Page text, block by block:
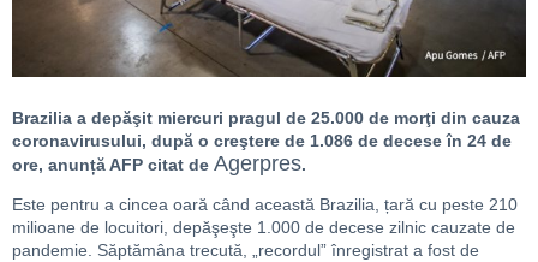
Brazilia a depăşit miercuri pragul de 25.000 de morţi din cauza
coronavirusului, după o creştere de 1.086 de decese în 24 de
ore, anunță AFP citat de Agerpres.
Este pentru a cincea oară când această Brazilia, țară cu peste 210
milioane de locuitori, depăşeşte 1.000 de decese zilnic cauzate de
pandemie. Săptămâna trecută, „recordul” înregistrat a fost de